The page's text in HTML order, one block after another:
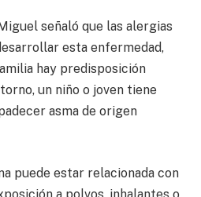
señaló que las alergias
esta enfermedad,
hay predisposición
un niño o joven tiene
asma de origen
puede estar relacionada con